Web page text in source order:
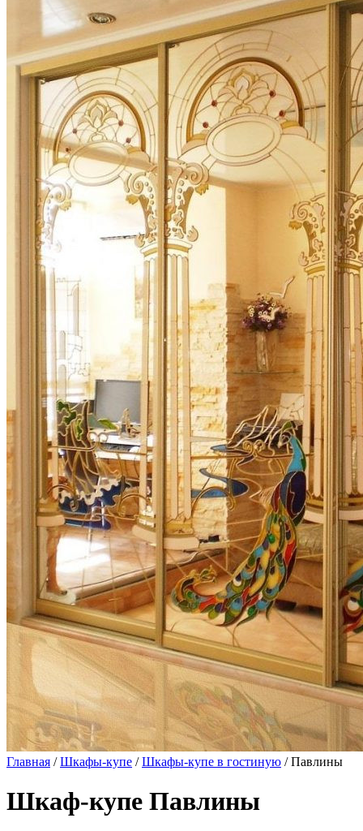
Главная /Шкафы-купе /Шкафы-купе в гостиную / Павлины
Шкаф-купе Павлины